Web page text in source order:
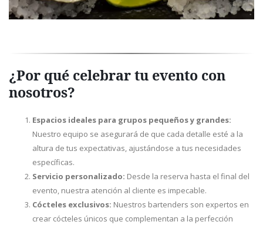
¿Por qué celebrar tu evento con
nosotros?
Espacios ideales para grupos pequeños y grandes:
Nuestro equipo se asegurará de que cada detalle esté a la
altura de tus expectativas, ajustándose a tus necesidades
específicas.
Servicio personalizado: Desde la reserva hasta el final del
evento, nuestra atención al cliente es impecable.
Cócteles exclusivos: Nuestros bartenders son expertos en
crear cócteles únicos que complementan a la perfección